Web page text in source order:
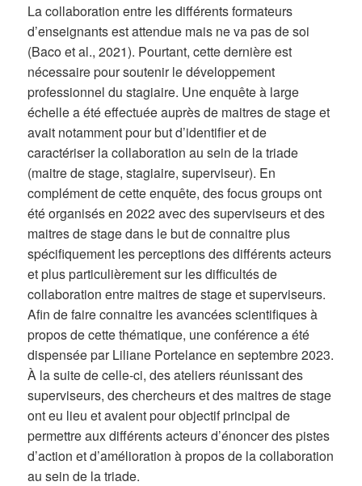
La collaboration entre les différents formateurs
d’enseignants est attendue mais ne va pas de soi
(Baco et al., 2021). Pourtant, cette dernière est
nécessaire pour soutenir le développement
professionnel du stagiaire. Une enquête à large
échelle a été effectuée auprès de maitres de stage et
avait notamment pour but d’identifier et de
caractériser la collaboration au sein de la triade
(maitre de stage, stagiaire, superviseur). En
complément de cette enquête, des focus groups ont
été organisés en 2022 avec des superviseurs et des
maitres de stage dans le but de connaitre plus
spécifiquement les perceptions des différents acteurs
et plus particulièrement sur les difficultés de
collaboration entre maitres de stage et superviseurs.
Afin de faire connaitre les avancées scientifiques à
propos de cette thématique, une conférence a été
dispensée par Liliane Portelance en septembre 2023.
À la suite de celle-ci, des ateliers réunissant des
superviseurs, des chercheurs et des maitres de stage
ont eu lieu et avaient pour objectif principal de
permettre aux différents acteurs d’énoncer des pistes
d’action et d’amélioration à propos de la collaboration
au sein de la triade.